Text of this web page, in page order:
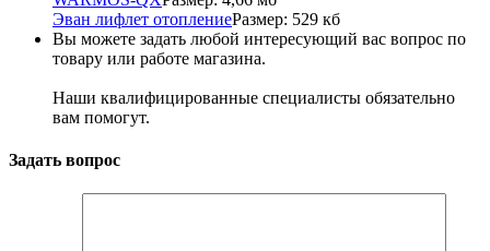
Эван лифлет отоплениеРазмер: 529 кб
Вы можете задать любой интересующий вас вопрос по
товару или работе магазина.
Наши квалифицированные специалисты обязательно
вам помогут.
Задать вопрос